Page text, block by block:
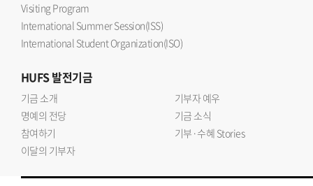
Visiting Program
International Summer Session(ISS)
International Student Organization(ISO)
HUFS발전기금
기금 소개
기부자 예우
명예의 전당
기금 소식
참여하기
기부·수혜 Stories
이달의 기부자